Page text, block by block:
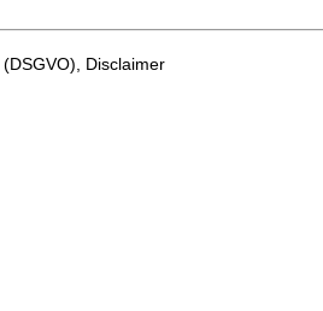
(DSGVO), Disclaimer